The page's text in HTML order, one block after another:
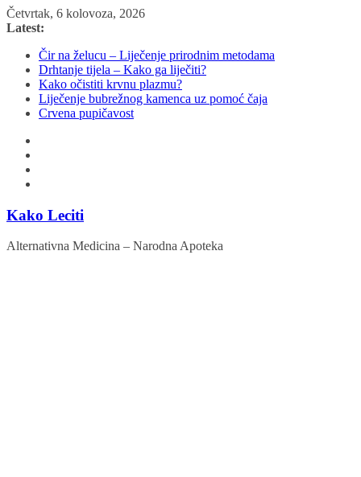
Skip
to
Četvrtak, 6 kolovoza, 2026
Latest:
Čir na želucu – Liječenje prirodnim metodama
Drhtanje tijela – Kako ga liječiti?
Kako očistiti krvnu plazmu?
Liječenje bubrežnog kamenca uz pomoć čaja
Crvena pupičavost
Kako Leciti
Alternativna Medicina – Narodna Apoteka